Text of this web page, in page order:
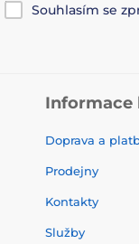
Souhlasím se
Informace
Doprava a
Prodejny
Kontakty
Služby